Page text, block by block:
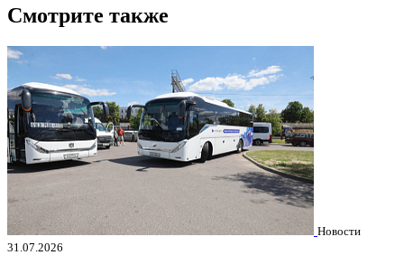
Смотрите также
Новости
31.07.2026